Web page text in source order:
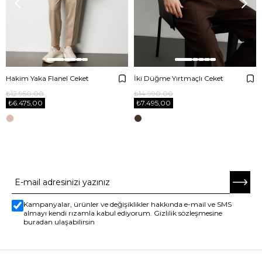
Hakim Yaka Flanel Ceket
₺6.475,00
₺12.950,00
İki Düğme Yırtmaçlı Ceket
₺7.495,00
₺14.990,00
Kampanyalar, ürünler ve değişiklikler hakkında e-mail ve SMS
almayı kendi rızamla kabul ediyorum. Gizlilik sözleşmesine
buradan ulaşabilirsin